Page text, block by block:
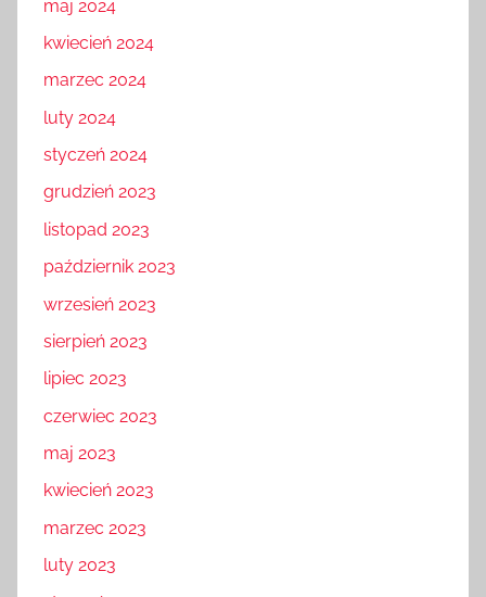
maj 2024
kwiecień 2024
marzec 2024
luty 2024
styczeń 2024
grudzień 2023
listopad 2023
październik 2023
wrzesień 2023
sierpień 2023
lipiec 2023
czerwiec 2023
maj 2023
kwiecień 2023
marzec 2023
luty 2023